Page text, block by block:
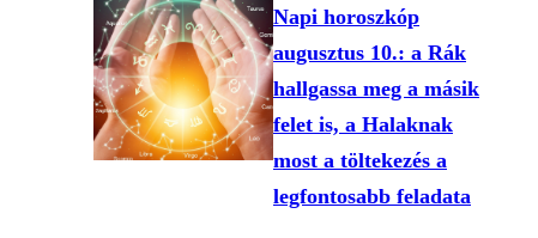
Napi horoszkóp
augusztus 10.: a Rák
hallgassa meg a másik
felet is, a Halaknak
most a töltekezés a
legfontosabb feladata